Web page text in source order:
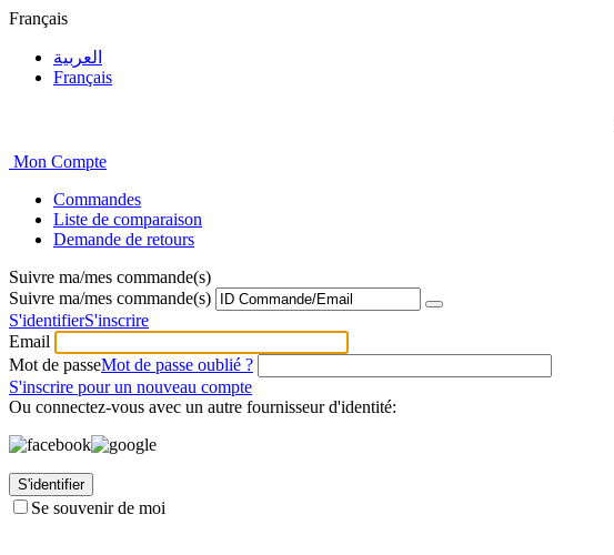
Français
العربية
Français
Mon Compte
Commandes
Liste de comparaison
Demande de retours
Suivre ma/mes commande(s)
Suivre ma/mes commande(s)
S'identifierS'inscrire
Email
Mot de passeMot de passe oublié ?
S'inscrire pour un nouveau compte
Ou connectez-vous avec un autre fournisseur d'identité:
S'identifier
Se souvenir de moi